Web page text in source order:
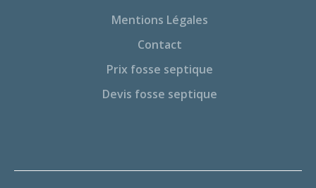
Mentions Légales
Contact
Prix fosse septique
Devis fosse septique